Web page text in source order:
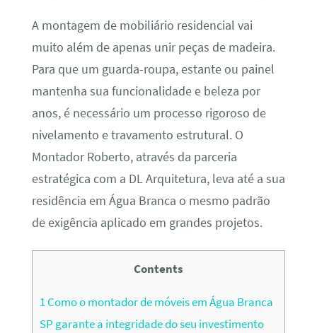
A montagem de mobiliário residencial vai
muito além de apenas unir peças de madeira.
Para que um guarda-roupa, estante ou painel
mantenha sua funcionalidade e beleza por
anos, é necessário um processo rigoroso de
nivelamento e travamento estrutural. O
Montador Roberto, através da parceria
estratégica com a DL Arquitetura, leva até a sua
residência em Água Branca o mesmo padrão
de exigência aplicado em grandes projetos.
Contents
1Como o montador de móveis em Água Branca
SP garante a integridade do seu investimento